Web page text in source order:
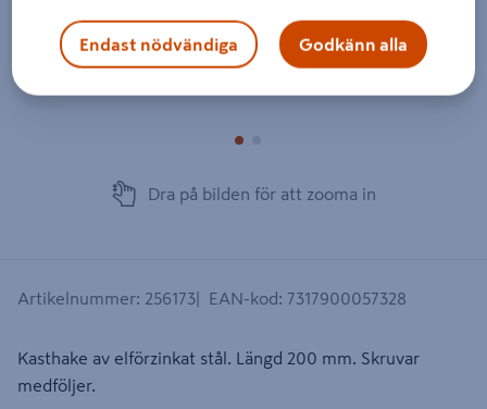
Dra på bilden för att zooma in
Artikelnummer: 256173 EAN-kod: 7317900057328
Kasthake av elförzinkat stål. Längd 200 mm. Skruvar
medföljer.
Endast nödvändiga Godkänn alla